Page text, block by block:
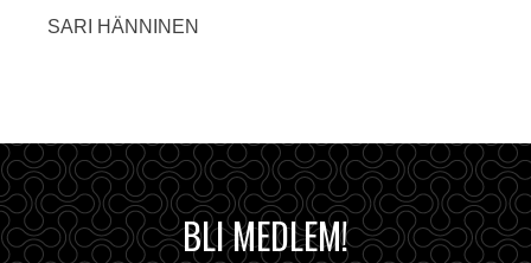
SARI HÄNNINEN
BLI MEDLEM!